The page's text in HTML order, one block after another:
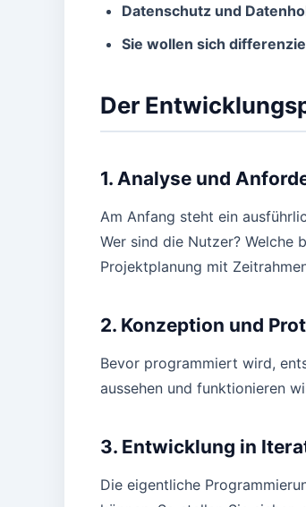
Datenschutz und
Sie wollen sich
Der
1. Analyse und
Am Anfang steht ein
Wer sind die Nutzer? Welche
Projektplanung mit
2. Konzeption und
Bevor programmiert wird,
aussehen und funktionieren
3. Entwicklung in
Die eigentliche